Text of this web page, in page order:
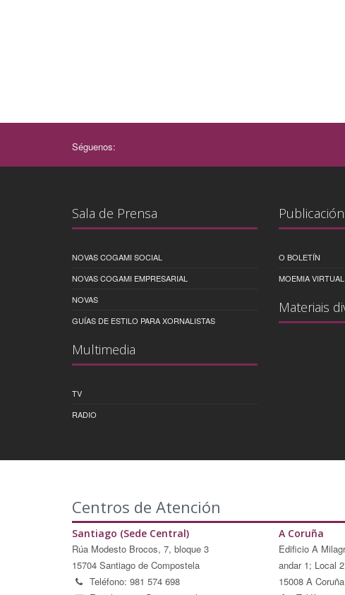
Séguenos:
Sala de Prensa
NOVAS COGAMI SOCIAL
NOVAS COGAMI EMPRESARIAL
NOVAS
GUÍAS DE ESTILO PARA XORNALISTAS
Multimedia
TV
RADIO
O BOLETÍN
MOEMIA VIRTUAL
Materiais
Centros de Atención
Santiago (Sede Central)
Rúa Modesto Brocos, 7, bloque 3
15704 Santiago de Compostela
Teléfono: 981 574 698
A Coruña
Edificio A
andar 1; Local 2
15008 A Coruña